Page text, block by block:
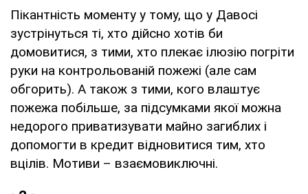
Пікантність моменту у тому, що у Давосі
зустрінуться ті, хто дійсно хотів би
домовитися, з тими, хто плекає ілюзію погріти
руки на контрольованій пожежі (але сам
обгорить). А також з тими, кого влаштує
пожежа побільше, за підсумками якої можна
недорого приватизувати майно загиблих і
допомогти в кредит відновитися тим, хто
вцілів. Мотиви – взаємовиключні.